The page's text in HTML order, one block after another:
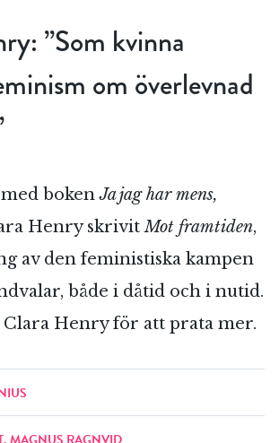
”Som kvinna
om överlevnad
bokenJa jag har mens,
Henry skrivitMot framtiden,
av den feministiska kampen
både i dåtid och i nutid.
Henry för att prata mer.